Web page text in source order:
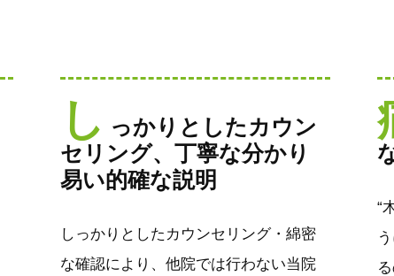
し っかりとしたカウン
セリング、丁寧な分かり
易い的確な説明
しっかりとしたカウンセリング・綿密
な確認により、他院では行わない当院
“